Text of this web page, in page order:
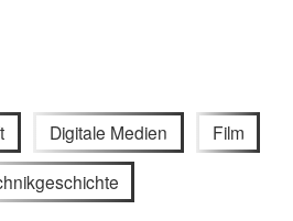
Digitale Medien Film